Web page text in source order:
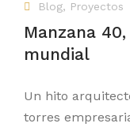
Blog, Proyectos
Manzana
mundial
Un hito
torres